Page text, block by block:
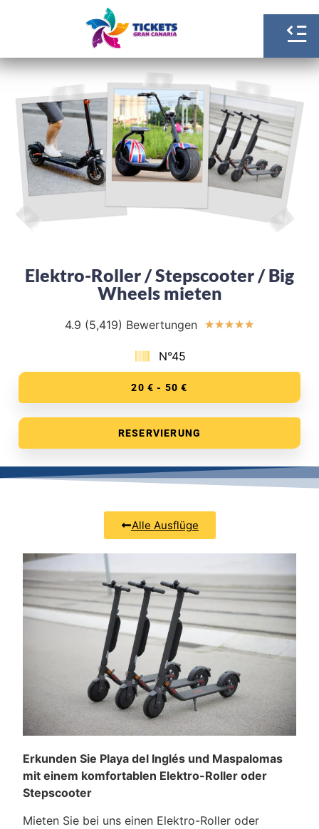
Elektro-Roller / Stepscooter / Big
Wheels mieten
4.9 (5,419) Bewertungen ★★★★★
N°45
20 € - 50 €
RESERVIERUNG
Alle Ausflüge
Erkunden Sie Playa del Inglés und Maspalomas
mit einem komfortablen Elektro-Roller oder
Stepscooter
Mieten Sie bei uns einen Elektro-Roller oder